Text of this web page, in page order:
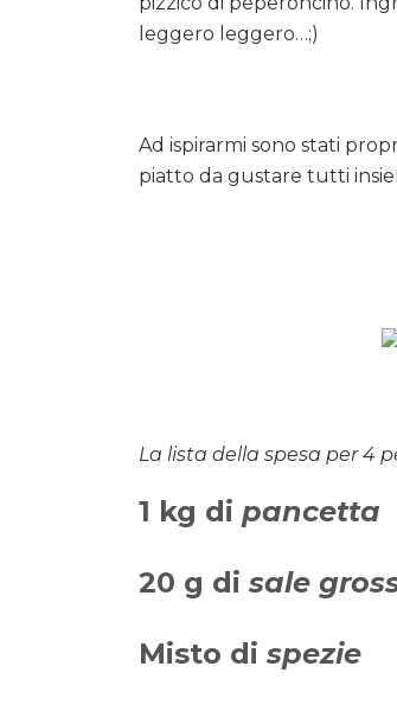
leggero leggero…;)
Ad ispirarmi sono stati
piatto da gustare tutti
La lista della spesa per 4
1 kg di pancetta
20 g di sale
Misto dispezie